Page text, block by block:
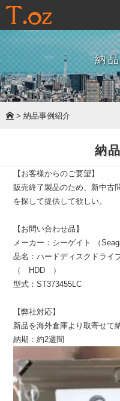
納
> 納品事例紹介
納
【お客様からのご要望】
販売終了製品のため、新中古
を探して提供して欲しい。
【お問い合わせ品】
メーカー：シーゲイト （
品名：ハードディスクドライ
（ HDD ）
型式：ST373455LC
【弊社対応】
新品を海外倉庫より取寄せて
納期：約2週間